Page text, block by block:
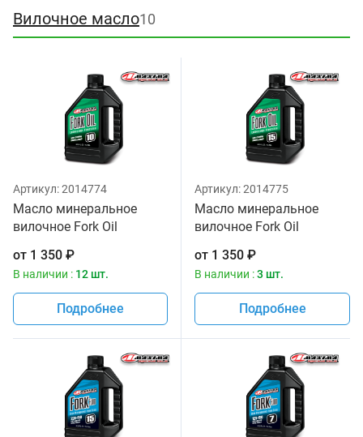
Вилочное масло10
Артикул:2014774
Масло минеральное
вилочное Fork Oil
Maxima 1 литр
от 1 350 ₽
В наличии : 12 шт.
Подробнее
Артикул:2014775
Масло минеральное
вилочное Fork Oil
Maxima 1 литр
от 1 350 ₽
В наличии :3 шт.
Подробнее